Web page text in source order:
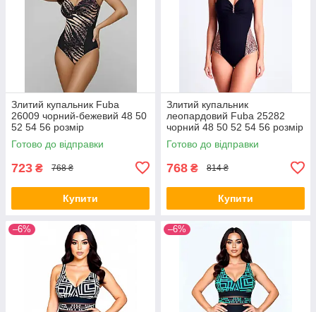
Злитий купальник Fuba
26009 чорний-бежевий 48 50
52 54 56 розмір
Готово до відправки
723 ₴ 768 ₴
Купити
Злитий купальник
леопардовий Fuba 25282
чорний 48 50 52 54 56 розмір
Готово до відправки
768 ₴ 814 ₴
Купити
–6% –6%